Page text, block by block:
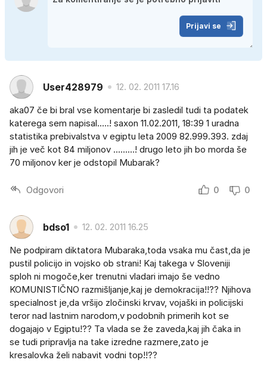
Prijavi se
User428979 12. 02. 2011 17.16
aka07 če bi bral vse komentarje bi zasledil tudi ta podatek
katerega sem napisal.....! saxon 11.02.2011, 18:39 1 uradna
statistika prebivalstva v egiptu leta 2009 82.999.393. zdaj
jih je več kot 84 miljonov .........! drugo leto jih bo morda še
70 miljonov ker je odstopil Mubarak?
Odgovori 0 0
bdso1 12. 02. 2011 16.25
Ne podpiram diktatora Mubaraka,toda vsaka mu čast,da je
pustil policijo in vojsko ob strani! Kaj takega v Sloveniji
sploh ni mogoče,ker trenutni vladari imajo še vedno
KOMUNISTIČNO razmišljanje,kaj je demokracija!!?? Njihova
specialnost je,da vršijo zločinski krvav, vojaški in policijski
teror nad lastnim narodom,v podobnih primerih kot se
dogajajo v Egiptu!?? Ta vlada se že zaveda,kaj jih čaka in
se tudi pripravlja na take izredne razmere,zato je
kresalovka želi nabavit vodni top!!??